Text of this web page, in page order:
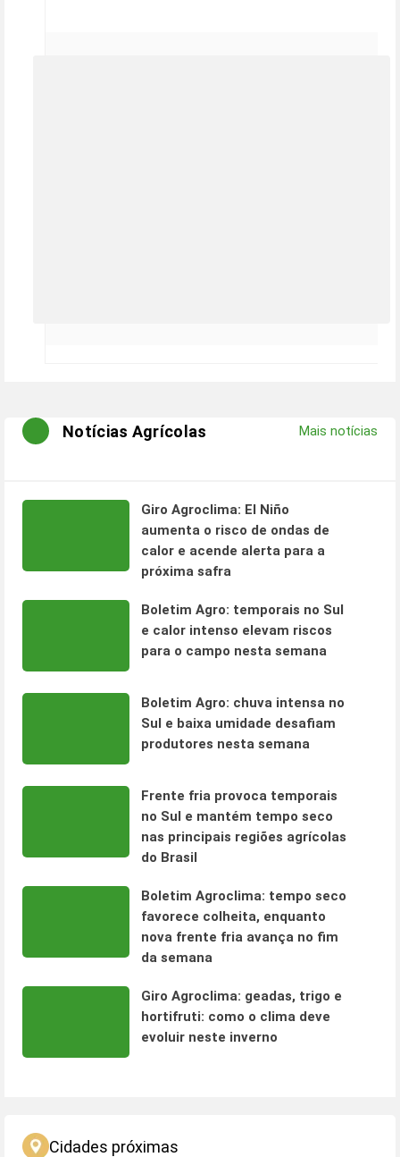
Notícias Agrícolas Mais notícias
Giro Agroclima: El Niño
aumenta o risco de ondas de
calor e acende alerta para a
próxima safra
Boletim Agro: temporais no Sul
e calor intenso elevam riscos
para o campo nesta semana
Boletim Agro: chuva intensa no
Sul e baixa umidade desafiam
produtores nesta semana
Frente fria provoca temporais
no Sul e mantém tempo seco
nas principais regiões agrícolas
do Brasil
Boletim Agroclima: tempo seco
favorece colheita, enquanto
nova frente fria avança no fim
da semana
Giro Agroclima: geadas, trigo e
hortifruti: como o clima deve
evoluir neste inverno
Cidades próximas